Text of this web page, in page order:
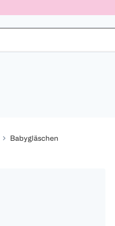
Babygläschen